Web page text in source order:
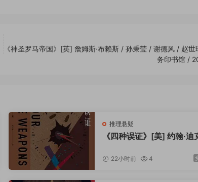
《神圣罗马帝国》[英] 詹姆斯·布赖斯 / 孙秉莹 / 谢德风 / 赵
务印书馆 /
推理悬疑
《四种误证》[美] 约翰·迪
研究出版社 / 2023-5
22小时前 4